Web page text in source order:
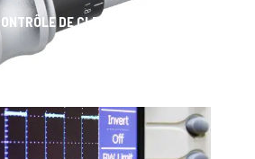
DE CLEFS